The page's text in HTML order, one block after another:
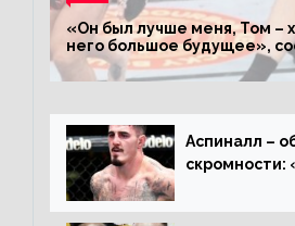
«Он был лучше меня, Том –
него большое будущее»,
о поражении Аспиналлу
Аспиналл –
скромности:
дерьмо»